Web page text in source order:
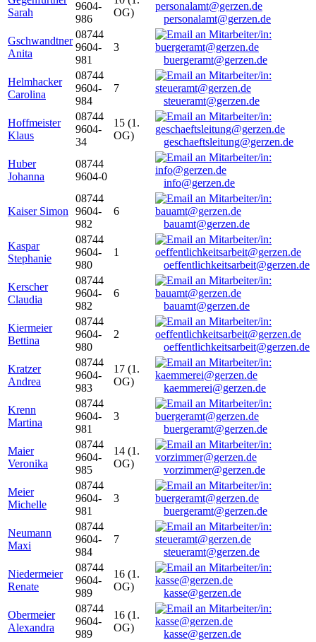
Sarah
9604-
986
OG)
personalamt@gerzen.de
Gschwandtner
Anita
08744
9604-
981
3
buergeramt@gerzen.de
Helmhacker
Carolina
08744
9604-
984
7
steueramt@gerzen.de
Hoffmeister
Klaus
08744
9604-
34
15 (1.
OG)
geschaeftsleitung@gerzen.de
Huber
Johanna
08744
9604-0
info@gerzen.de
Kaiser Simon
08744
9604-
982
6
bauamt@gerzen.de
Kaspar
Stephanie
08744
9604-
980
1
oeffentlichkeitsarbeit@gerzen.de
Kerscher
Claudia
08744
9604-
982
6
bauamt@gerzen.de
Kiermeier
Bettina
08744
9604-
980
2
oeffentlichkeitsarbeit@gerzen.de
Kratzer
Andrea
08744
9604-
983
17 (1.
OG)
kaemmerei@gerzen.de
Krenn
Martina
08744
9604-
981
3
buergeramt@gerzen.de
Maier
Veronika
08744
9604-
985
14 (1.
OG)
vorzimmer@gerzen.de
Meier
Michelle
08744
9604-
981
3
buergeramt@gerzen.de
Neumann
Maxi
08744
9604-
984
7
steueramt@gerzen.de
Niedermeier
Renate
08744
9604-
989
16 (1.
OG)
kasse@gerzen.de
Obermeier
Alexandra
08744
9604-
989
16 (1.
OG)
kasse@gerzen.de